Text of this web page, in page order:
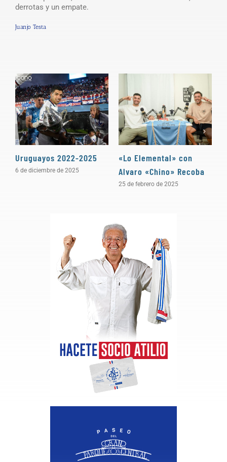
derrotas y un empate.
Juanjo Testa
Uruguayos 2022-2025
6 de diciembre de 2025
«Lo Elemental» con
Alvaro «Chino» Recoba
25 de febrero de 2025